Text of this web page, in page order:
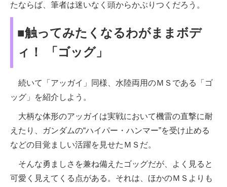
たならば、筆者は迷いなく頭からかぶりつくだろう。
■触ってみたくなるわがままボデ
ィ！ 「ゴッグ」
続いて「アッガイ」同様、水陸両用のＭＳである「ゴ
ッグ」を紹介しよう。
大柄な体形のアッガイは実戦において機雷の直撃に耐
えたり、ガンダムの“ハイパー・ハンマー”を受け止める
などの目覚ましい活躍を見せたＭＳだ。
そんな勇ましさを兼ね備えたゴッグだが、よく見ると
可愛く見えてくる点がある。それは、ほかのＭＳよりも